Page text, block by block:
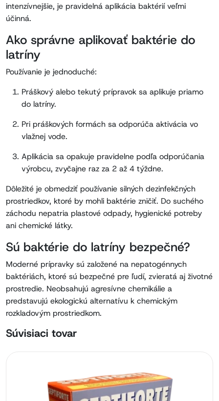
intenzívnejšie, je pravidelná aplikácia baktérií veľmi
účinná.
Ako správne aplikovať baktérie do
latríny
Používanie je jednoduché:
Práškový alebo tekutý prípravok sa aplikuje priamo
do latríny.
Pri práškových formách sa odporúča aktivácia vo
vlažnej vode.
Aplikácia sa opakuje pravidelne podľa odporúčania
výrobcu, zvyčajne raz za 2 až 4 týždne.
Dôležité je obmedziť používanie silných dezinfekčných
prostriedkov, ktoré by mohli baktérie zničiť. Do suchého
záchodu nepatria plastové odpady, hygienické potreby
ani chemické látky.
Sú baktérie do latríny bezpečné?
Moderné prípravky sú založené na nepatogénnych
baktériách, ktoré sú bezpečné pre ľudí, zvieratá aj životné
prostredie. Neobsahujú agresívne chemikálie a
predstavujú ekologickú alternatívu k chemickým
rozkladovým prostriedkom.
Súvisiaci tovar